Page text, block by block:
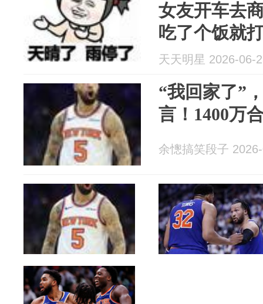
女友开车去
吃了个饭就
家的时候！
天天明星 2026-06-
“我回家了”
言！1400万
余憁搞笑段子